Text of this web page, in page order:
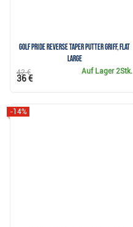
Golf Pride Reverse Taper Putter Griff, Flat
Large
Auf Lager2Stk.
42 €
36 €
-14%